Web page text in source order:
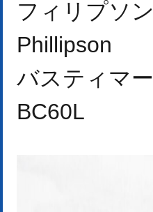
フィリプソン
Phillipson
バスティマー
BC60L